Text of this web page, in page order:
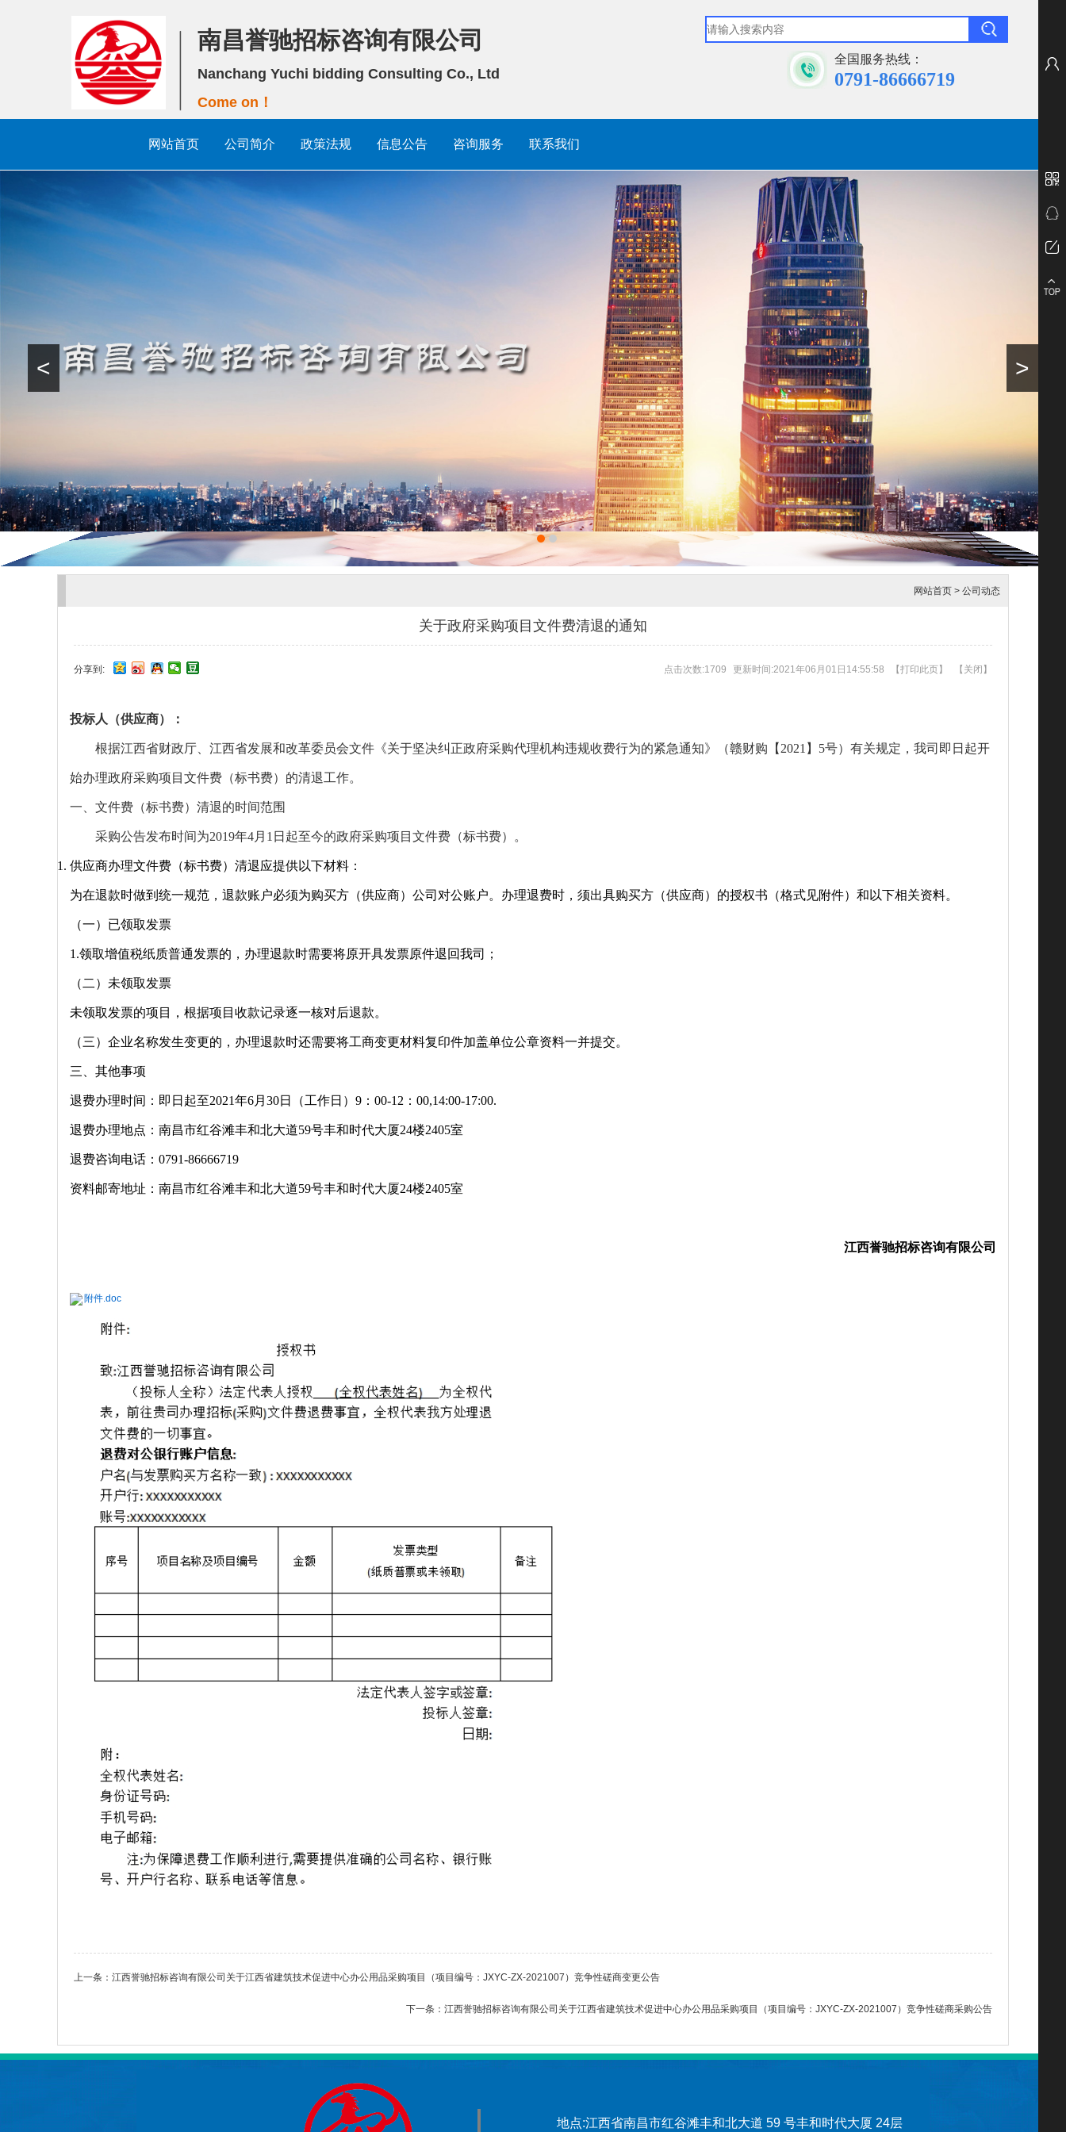
南昌誉驰招标咨询有限公司
全国服务热线：
0791-86666719
Nanchang Yuchi bidding Consulting Co., Ltd
Come on！
网站首页 公司简介 政策法规 信息公告 咨询服务 联系我们
< >
网站首页 > 公司动态
关于政府采购项目文件费清退的通知
分享到: 点击次数:1709 更新时间:2021年06月01日14:55:58 【打印此页】 【 关闭 】
投标人（供应商）：
根据江西省财政厅、江西省发展和改革委员会文件《关于坚决纠正政府采购代理机构违规收费行为的紧急通知》（赣财购【 2021】5号）有关规定，我司即日起开
始办理政府采购项目文件费（标书费）的清退工作。
一、文件费（标书费）清退的时间范围
采购公告发布时间为2019年4月1日起至今的政府采购项目文件费（标书费）。
供应商办理文件费（标书费）清退应提供以下材料：
为在退款时做到统一规范，退款账户必须为购买方（供应商）公司对公账户。办理退费时，须出具购买方（供应商）的授权书（格式见附件）和以下相关资料。
（一）已领取发票
1.领取增值税纸质普通发票的，办理退款时需要将原开具发票原件退回我司；
（二）未领取发票
未领取发票的项目，根据项目收款记录逐一核对后退款。
（三）企业名称发生变更的，办理退款时还需要将工商变更材料复印件加盖单位公章资料一并提交。
三、其他事项
退费办理时间：即日起至2021年6月30日（工作日）9：00-12：00,14:00-17:00.
退费办理地点：南昌市红谷滩丰和北大道59号丰和时代大厦24楼2405室
退费咨询电话： 0791-86666719
资料邮寄地址：南昌市红谷滩丰和北大道59号丰和时代大厦24楼2405室
江西誉驰招标咨询有限公司
附件.doc
上一条： 江西誉驰招标咨询有限公司关于江西省建筑技术促进中心办公用品采购项目（项目编号：JXYC-ZX-2021007）竞争性磋商变更公告
下一条： 江西誉驰招标咨询有限公司关于江西省建筑技术促进中心办公用品采购项目（项目编号：JXYC-ZX-2021007）竞争性磋商采购公告
地点:江西省南昌市红谷滩丰和北大道 59 号丰和时代大厦 24层